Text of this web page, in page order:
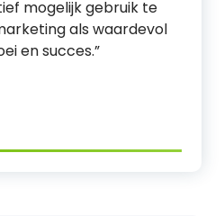
mogelijk gebruik te
als waardevol
en succes.”